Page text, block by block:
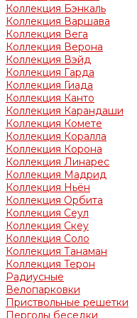
Коллекция Бэнкаль
Коллекция Варшава
Коллекция Вега
Коллекция Верона
Коллекция Вэйд
Коллекция Гарда
Коллекция Гиада
Коллекция Канто
Коллекция Карандаши
Коллекция Комете
Коллекция Коралла
Коллекция Корона
Коллекция Линарес
Коллекция Мадрид
Коллекция Ньён
Коллекция Орбита
Коллекция Сеул
Коллекция Скеу
Коллекция Соло
Коллекция Танаман
Коллекция Терон
Радиусные
Велопарковки
Приствольные решетки
Перголы беседки